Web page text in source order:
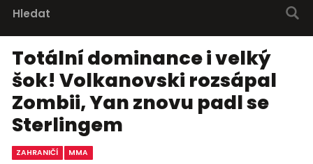
Totální dominance i velký
šok! Volkanovski rozsápal
Zombii, Yan znovu padl se
Sterlingem
ZAHRANIČÍ MMA